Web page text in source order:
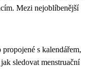
Mezi nejoblíbenější
s kalendářem,
sledovat menstruační